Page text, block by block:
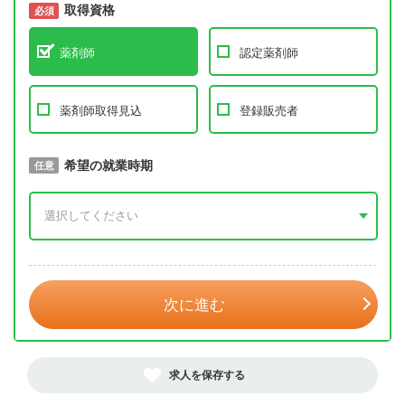
必須 取得資格
薬剤師 認定薬剤師
薬剤師取得見込 登録販売者
必須 取得予定年
任意 希望の就業時期
次に進む
求人を保存する